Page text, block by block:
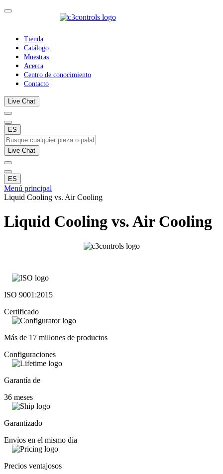
Tienda
Catálogo
Muestras
Acerca
Centro de conocimiento
Contacto
Live Chat
ES
Live Chat
ES
Menú principal
Liquid Cooling vs. Air Cooling
Liquid Cooling vs. Air Cooling
ISO 9001:2015
Certificado
Más de 17 millones de productos
Configuraciones
Garantía de
36 meses
Garantizado
Envíos en el mismo día
Precios ventajosos